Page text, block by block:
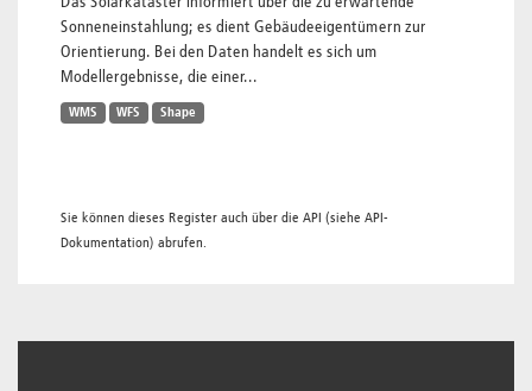
Sonneneinstahlung; es dient Gebäudeeigentümern zur
Orientierung. Bei den Daten handelt es sich um
Modellergebnisse, die einer...
WMS WFS Shape
Sie können dieses Register auch über die API (siehe API-
Dokumentation) abrufen.